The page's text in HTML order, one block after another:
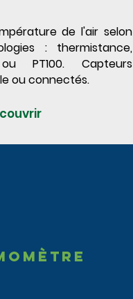
de l'air selon
: thermistance,
PT100. Capteurs
ou connectés.